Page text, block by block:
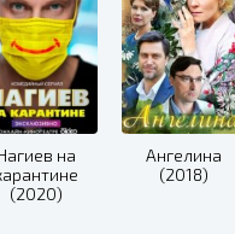
на
(2020)
Ангелина
(2018)